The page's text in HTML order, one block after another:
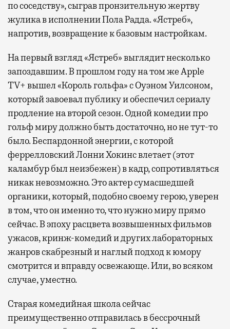
по соседству», сыграв пронзительную жертву
жулика в исполнении Пола Радда. «Ястреб»,
напротив, возвращение к базовым настройкам.
На первый взгляд «Ястреб» выглядит несколько
запоздавшим. В прошлом году на том же Apple
TV+ вышел «Король гольфа» с Оуэном Уилсоном,
который завоевал публику и обеспечил сериалу
продление на второй сезон. Одной комедии про
гольф миру должно быть достаточно, но не тут-то
было. Беспардонной энергии, с которой
феррелловский Лонни Хокинс влетает (этот
каламбур был неизбежен) в кадр, сопротивляться
никак невозможно. Это актер сумасшедшей
органики, который, подобно своему герою, уверен
в том, что он именно то, что нужно миру прямо
сейчас. В эпоху расцвета возвышенных фильмов
ужасов, кринж-комедий и других лабораторных
жанров скабрезный и наглый подход к юмору
смотрится и вправду освежающе. Или, во всяком
случае, уместно.
Старая комедийная школа сейчас
преимущественно отправилась в бессрочный